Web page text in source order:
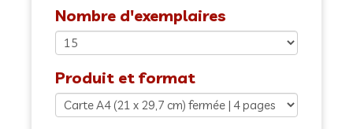
Nombre d'exemplaires
Produit et format